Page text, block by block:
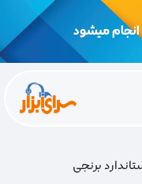
میشود
برنجی